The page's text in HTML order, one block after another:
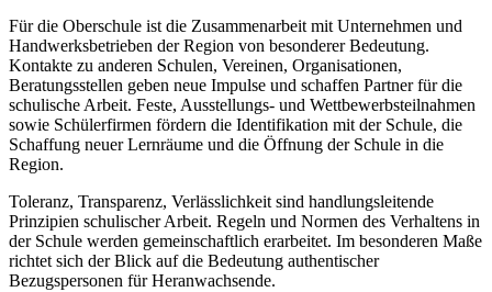
Für die Oberschule ist die Zusammenarbeit mit Unternehmen und
Handwerksbetrieben der Region von besonderer Bedeutung.
Kontakte zu anderen Schulen, Vereinen, Organisationen,
Beratungsstellen geben neue Impulse und schaffen Partner für die
schulische Arbeit. Feste, Ausstellungs- und Wettbewerbsteilnahmen
sowie Schülerfirmen fördern die Identifikation mit der Schule, die
Schaffung neuer Lernräume und die Öffnung der Schule in die
Region.
Toleranz, Transparenz, Verlässlichkeit sind handlungsleitende
Prinzipien schulischer Arbeit. Regeln und Normen des Verhaltens in
der Schule werden gemeinschaftlich erarbeitet. Im besonderen Maße
richtet sich der Blick auf die Bedeutung authentischer
Bezugspersonen für Heranwachsende.